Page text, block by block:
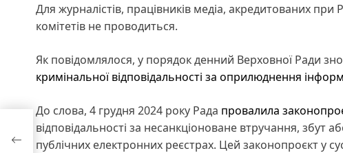
Для журналістів, працівників медіа, акредитованих при
комітетів не проводиться.
Як повідомлялося, у порядок денний Верховної Ради
кримінальної відповідальності за оприлюднення
До слова, 4 грудня 2024 року Рада провалила
відповідальності за несанкціоноване втручання,
публічних електронних реєстрах. Цей законопроєкт у